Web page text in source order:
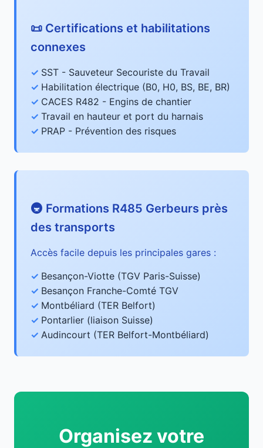
📜 Certifications et habilitations
connexes
SST - Sauveteur Secouriste du Travail
Habilitation électrique (B0, H0, BS, BE, BR)
CACES R482 - Engins de chantier
Travail en hauteur et port du harnais
PRAP - Prévention des risques
🚇 Formations R485 Gerbeurs près
des transports
Accès facile depuis les principales gares :
Besançon-Viotte (TGV Paris-Suisse)
Besançon Franche-Comté TGV
Montbéliard (TER Belfort)
Pontarlier (liaison Suisse)
Audincourt (TER Belfort-Montbéliard)
Organisez votre